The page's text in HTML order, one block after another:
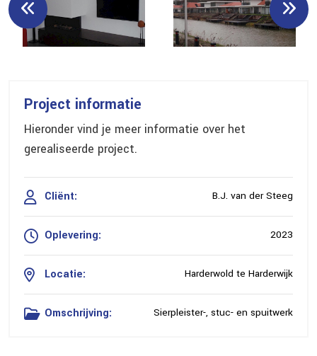
Project informatie
Hieronder vind je meer informatie over het
gerealiseerde project.
Cliënt: B.J. van der Steeg
Oplevering: 2023
Locatie: Harderwold te Harderwijk
Omschrijving: Sierpleister-, stuc- en spuitwerk
5
5
0
5
0
5
0
1
2